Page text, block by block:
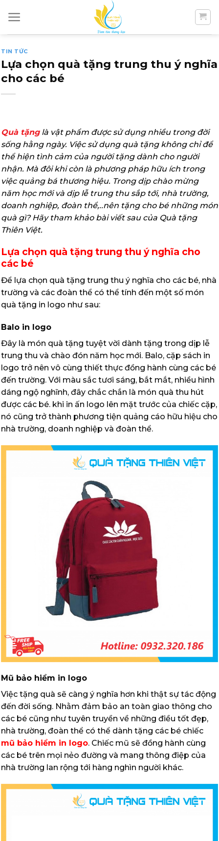
TIN TỨC
Lựa chọn quà tặng trung thu ý nghĩa
cho các bé
Quà tặnglà vật phẩm được sử dụng nhiều trong đời
sống hằng ngày. Việc sử dụng quà tặng không chỉ để
thể hiện tình cảm của người tặng dành cho người
nhận. Mà đôi khi còn là phương pháp hữu ích trong
việc quảng bá thương hiệu. Trong dịp chào mừng
năm học mới và dịp lễ trung thu sắp tới, nhà trường,
doanh nghiệp, đoàn thể,..nên tặng cho bé những món
quà gì? Hãy tham khảo bài viết sau của Quà tặng
Thiên Việt.
Lựa chọn quà tặng trung thu ý nghĩa cho
các bé
Để lựa chọn quà tặng trung thu ý nghĩa cho các bé, nhà
trường và các đoàn thể có thể tính đến một số món
quà tặng in logo như sau:
Balo in logo
Đây là món quà tặng tuyệt vời dành tặng trong dịp lễ
trung thu và chào đón năm học mới. Balo, cặp sách in
logo trở nên vô cùng thiết thực đồng hành cùng các bé
đến trường. Với màu sắc tươi sáng, bắt mắt, nhiều hình
dáng ngộ nghĩnh, đây chắc chắn là món quà thu hút
được các bé. khi in ấn logo lên mặt trước của chiếc cặp,
nó cũng trở thành phương tiện quảng cáo hữu hiệu cho
nhà trường, doanh nghiệp và đoàn thể.
Mũ bảo hiểm in logo
Việc tặng quà sẽ càng ý nghĩa hơn khi thật sự tác động
đến đời sống. Nhằm đảm bảo an toàn giao thông cho
các bé cũng như tuyên truyền về những điều tốt đẹp,
nhà trường, đoàn thể có thể dành tặng các bé chiếc
mũ bảo hiểm in logo. Chiếc mũ sẽ đồng hành cùng
các bé trên mọi nẻo đường và mang thông điệp của
nhà trường lan rộng tới hàng nghìn người khác.